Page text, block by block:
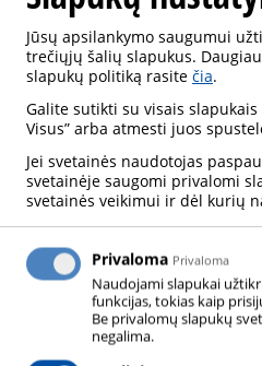
SULFITINIS PROCESAS
Sulfitinis procesas yra
plaušienos, gaminančios
dervos ir silicio rūgšties,
proceso pranašumai visų
depilavimas, geras
tolesnio perdirbimo metu ir
išlaidos. Sulfito procese
rūgščioje arba neutralioje
ligninas yra sulfoninamas ir
Jūsų apsilankymo saugumui
trečiųjų šalių slapukus.
slapukų politiką rasite čia.
Galite sutikti su visais
Visus” arba atmesti juos
Jei svetainės naudotojas
svetainėje saugomi privalomi
svetainės veikimui ir dėl kurių
Privaloma Privaloma
Naudojami slapukai
funkcijas, tokias kaip
Be privalomų slapukų
negalima.